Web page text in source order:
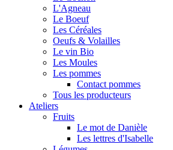
L'Agneau
Le Boeuf
Les Céréales
Oeufs & Volailles
Le vin Bio
Les Moules
Les pommes
Contact pommes
Tous les producteurs
Ateliers
Fruits
Le mot de Danièle
Les lettres d'Isabelle